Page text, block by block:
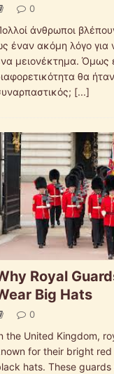
0
άνθρωποι
έναν ακόμη λόγο για
μειονέκτημα. Όμως
θα
[...]
Royal
Big Hats
0
the United Kingdom,
for their bright
hats. These